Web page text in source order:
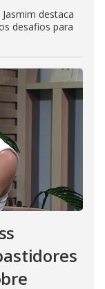
destaca
desafios para